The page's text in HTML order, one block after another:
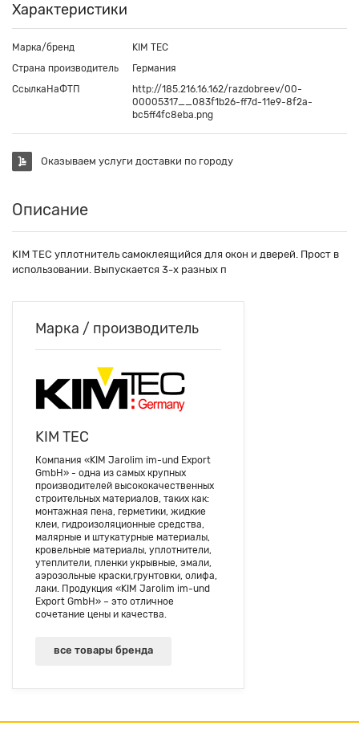
Характеристики
Марка/бренд
KIM TEC
Страна производитель
Германия
СсылкаНаФТП
http://185.216.16.162/razdobreev/00-
00005317__083f1b26-ff7d-11e9-8f2a-
bc5ff4fc8eba.png
Оказываем услуги доставки по городу
Описание
KIM TEC уплотнитель самоклеящийся для окон и дверей. Прост в
использовании. Выпускается 3-х разных п
Марка / производитель
KIM TEC
Компания «KIM Jarolim im-und Export
GmbH» - одна из самых крупных
производителей высококачественных
строительных материалов, таких как:
монтажная пена, герметики, жидкие
клеи, гидроизоляционные средства,
малярные и штукатурные материалы,
кровельные материалы, уплотнители,
утеплители, пленки укрывные, эмали,
аэрозольные краски,грунтовки, олифа,
лаки. Продукция «KIM Jarolim im-und
Export GmbH» – это отличное
сочетание цены и качества.
все товары бренда